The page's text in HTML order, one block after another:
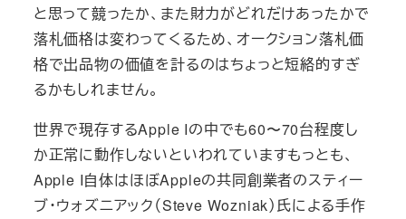
と思って競ったか、また財力がどれだけあったかで
落札価格は変わってくるため、オークション落札価
格で出品物の価値を計るのはちょっと短絡的すぎ
るかもしれません。
世界で現存するApple Iの中でも60〜70台程度し
か正常に動作しないといわれていますもっとも、
Apple I自体はほぼAppleの共同創業者のスティー
ブ・ウォズニアック（Steve Wozniak）氏による手作